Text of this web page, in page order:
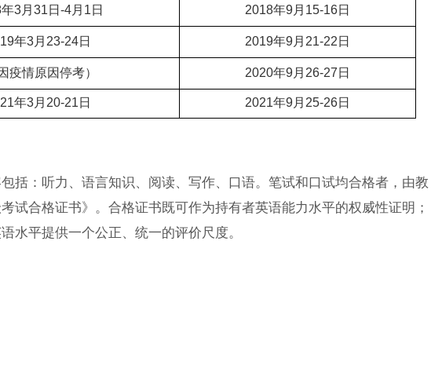
3月31日-4月1日 2018年9月15-16日
年3月23-24日 2019年9月21-22日
疫情原因停考） 2020年9月26-27日
年3月20-21日 2021年9月25-26日
括：听力、语言知识、阅读、写作、口语。笔试和口试均合格者，由教
试合格证书》。合格证书既可作为持有者英语能力水平的权威性证明；
水平提供一个公正、统一的评价尺度。